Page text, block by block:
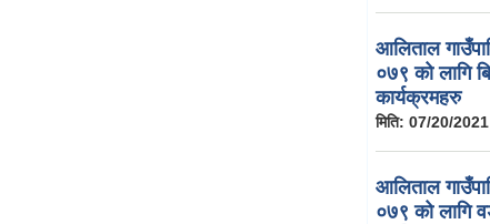
आलिताल
०७९ को लागि
कार्यक्रमहरु
मिति: 07/20/
आलिताल
०७९ को लागि